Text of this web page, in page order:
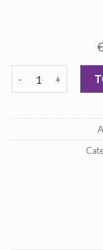
hoofdtelefoon